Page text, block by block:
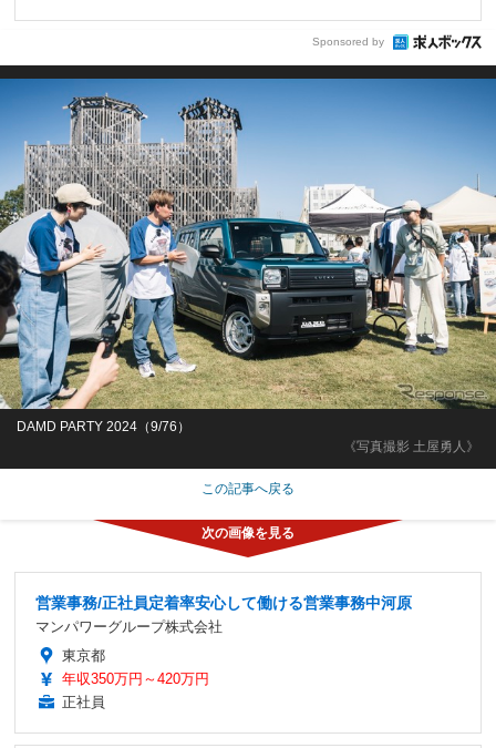
Sponsored by
《写真撮影 土屋勇人》
DAMD PARTY 2024（9/76）
この記事へ戻る
営業事務/正社員定着率安心して働ける営業事務中河原
マンパワーグループ株式会社
東京都
年収350万円～420万円
正社員